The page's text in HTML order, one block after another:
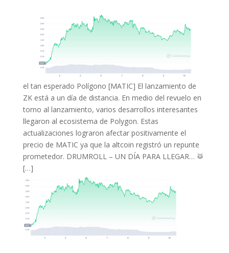
el tan esperado Polígono [MATIC] El lanzamiento de
ZK está a un día de distancia. En medio del revuelo en
torno al lanzamiento, varios desarrollos interesantes
llegaron al ecosistema de Polygon. Estas
actualizaciones lograron afectar positivamente el
precio de MATIC ya que la altcoin registró un repunte
prometedor. DRUMROLL – UN DÍA PARA LLEGAR… 🥁
[…]